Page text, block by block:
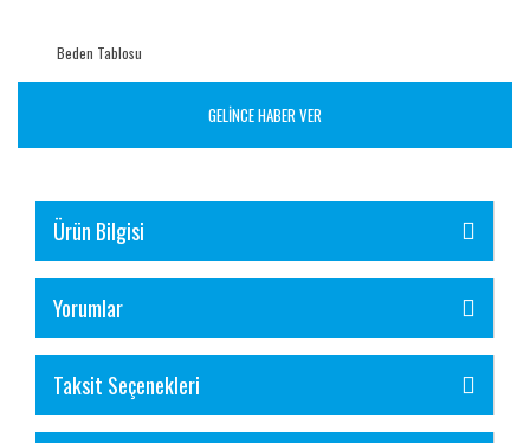
Beden Tablosu
GELİNCE HABER VER
Ürün Bilgisi
Yorumlar
Taksit Seçenekleri